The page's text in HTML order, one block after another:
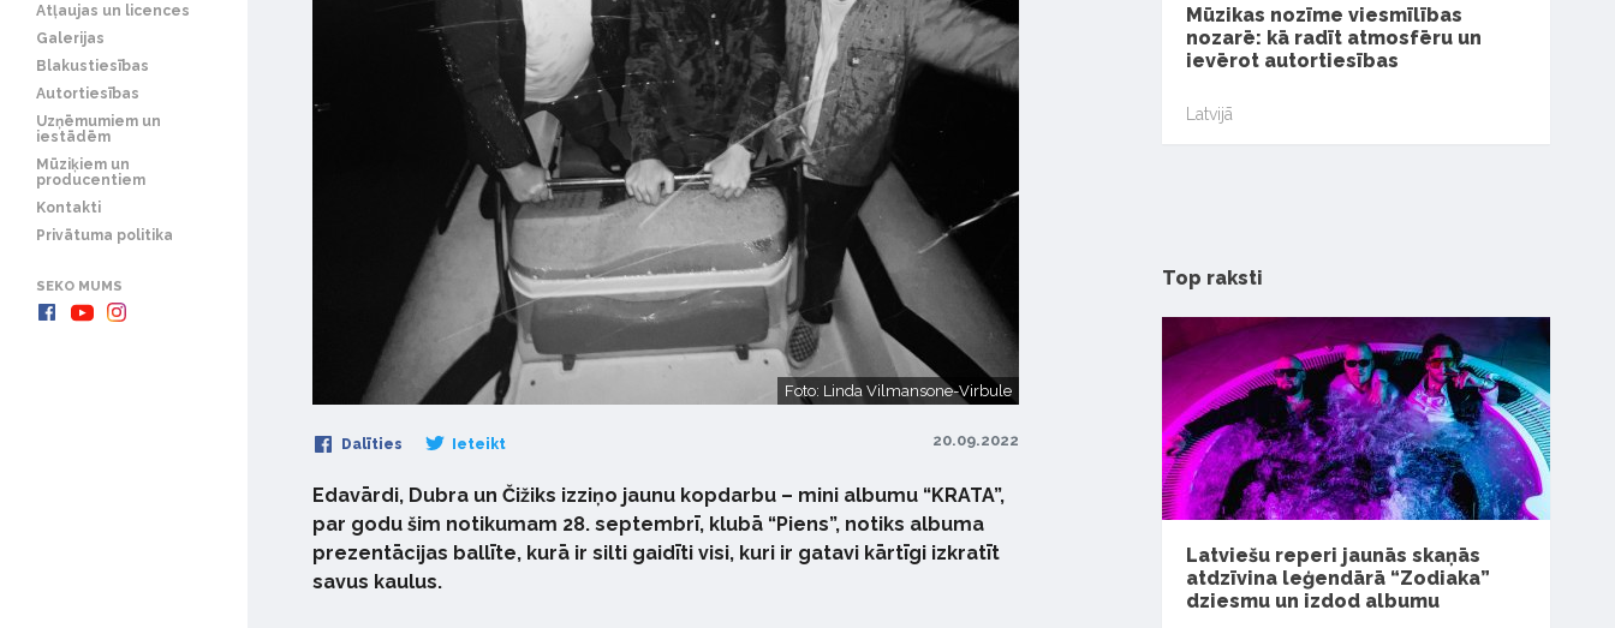
Atļaujas un licences
Galerijas
Blakustiesības
Autortiesības
Uzņēmumiem un
iestādēm
Mūziķiem un
producentiem
Kontakti
Privātuma politika
SEKO MUMS
Foto: Linda Vilmansone-Virbule
Dalīties Ieteikt 20.09.2022
Edavārdi, Dubra un Čižiks izziņo jaunu kopdarbu – mini albumu “KRATA”,
par godu šim notikumam 28. septembrī, klubā “Piens”, notiks albuma
prezentācijas ballīte, kurā ir silti gaidīti visi, kuri ir gatavi kārtīgi izkratīt
savus kaulus.
Mūzikas nozīme viesmīlības
nozarē: kā radīt atmosfēru un
ievērot autortiesības
Latvijā
Top raksti
Latviešu reperi jaunās skaņās
atdzīvina leģendārā “Zodiaka”
dziesmu un izdod albumu